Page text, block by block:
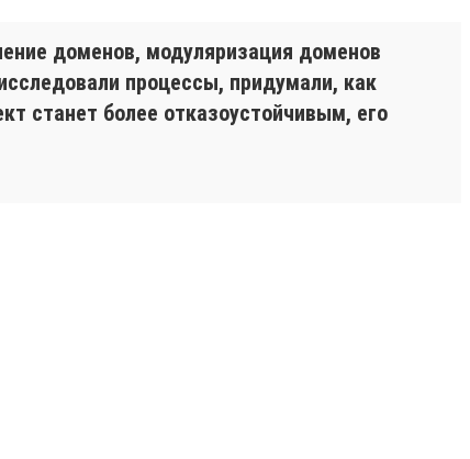
доменов, модуляризация доменов
процессы, придумали, как
станет более отказоустойчивым, его